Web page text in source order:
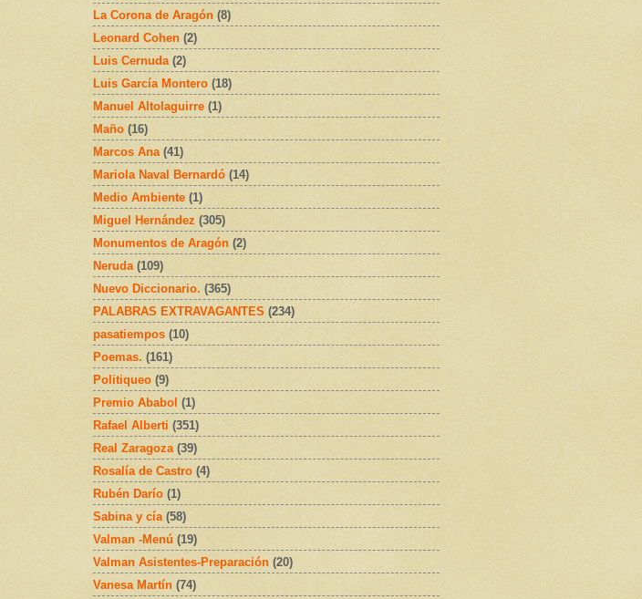
La Corona de Aragón (8)
Leonard Cohen (2)
Luis Cernuda (2)
Luis García Montero (18)
Manuel Altolaguirre (1)
Maño (16)
Marcos Ana (41)
Mariola Naval Bernardó (14)
Medio Ambiente (1)
Miguel Hernández (305)
Monumentos de Aragón (2)
Neruda (109)
Nuevo Diccionario. (365)
PALABRAS EXTRAVAGANTES (234)
pasatiempos (10)
Poemas. (161)
Politiqueo (9)
Premio Ababol (1)
Rafael Alberti (351)
Real Zaragoza (39)
Rosalía de Castro (4)
Rubén Darío (1)
Sabina y cía (58)
Valman -Menú (19)
Valman Asistentes-Preparación (20)
Vanesa Martín (74)